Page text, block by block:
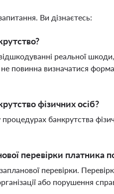
Ви дізнаєтесь:
реальної
повинна визначатися
фізичних осіб?
банкрутства
перевірки платника
перевірки.
або порушення